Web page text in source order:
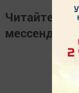
Читайте